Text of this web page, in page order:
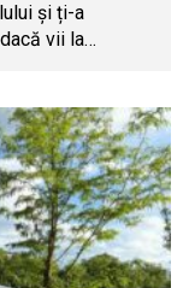
și ți-a
vii la…